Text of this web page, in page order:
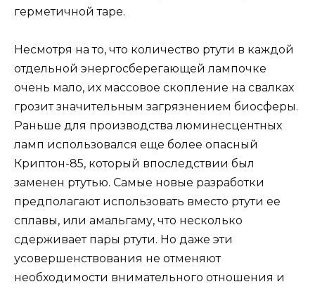
герметичной таре.
Несмотря на то, что количество ртути в каждой
отдельной энергосберегающей лампочке
очень мало, их массовое скопление на свалках
грозит значительным загрязнением биосферы.
Раньше для производства люминесцентных
ламп использовался еще более опасный
Криптон-85, который впоследствии был
заменен ртутью. Самые новые разработки
предполагают использовать вместо ртути ее
сплавы, или амальгаму, что несколько
сдерживает пары ртути. Но даже эти
усовершенствования не отменяют
необходимости внимательного отношения и